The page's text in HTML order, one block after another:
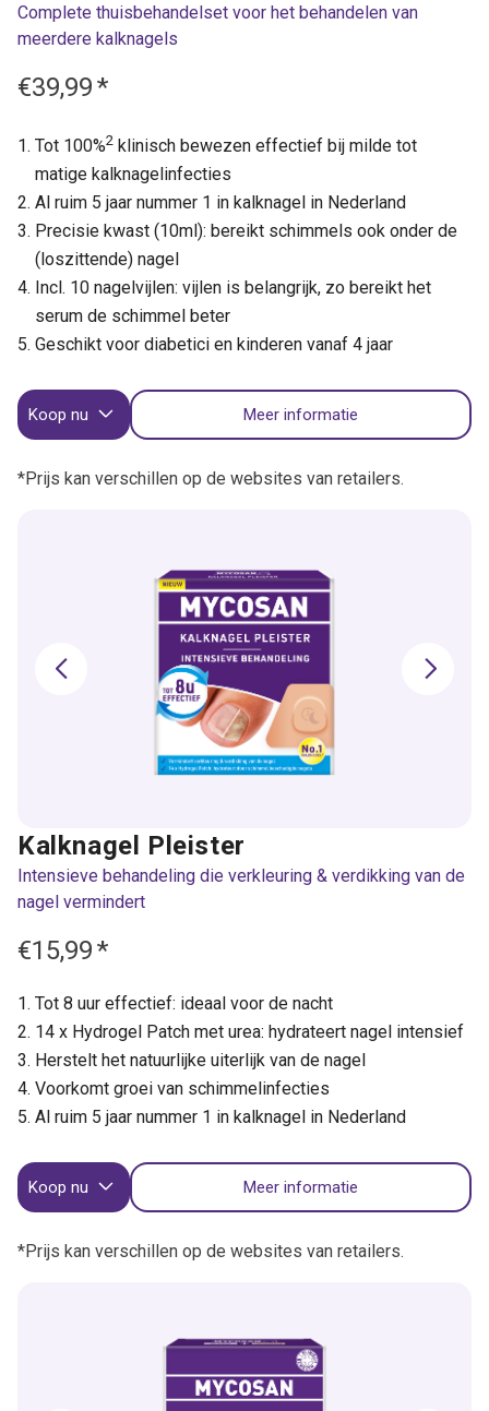
Complete thuisbehandelset voor het behandelen van
meerdere kalknagels
€39,99*
Tot 100%2 klinisch bewezen effectief bij milde tot
matige kalknagelinfecties
Al ruim 5 jaar nummer 1 in kalknagel in Nederland
Precisie kwast (10ml): bereikt schimmels ook onder de
(loszittende) nagel
Incl. 10 nagelvijlen: vijlen is belangrijk, zo bereikt het
serum de schimmel beter
Geschikt voor diabetici en kinderen vanaf 4 jaar
Koop nu Meer informatie
*Prijs kan verschillen op de websites van retailers.
Kalknagel Pleister
Intensieve behandeling die verkleuring & verdikking van de
nagel vermindert
€15,99*
Tot 8 uur effectief: ideaal voor de nacht
14 x Hydrogel Patch met urea: hydrateert nagel intensief
Herstelt het natuurlijke uiterlijk van de nagel
Voorkomt groei van schimmelinfecties
Al ruim 5 jaar nummer 1 in kalknagel in Nederland
Koop nu Meer informatie
*Prijs kan verschillen op de websites van retailers.